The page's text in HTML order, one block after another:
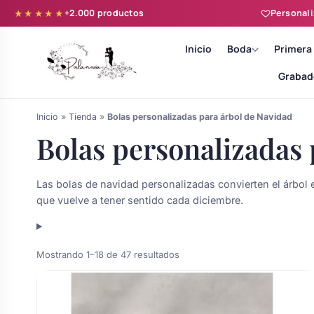
★★★★★+2.000 productos
Inicio Boda
novia y zapatillas
Comunión
Inicio » Tienda » Bolas personalizadas para árbol de Navidad
Bolas
Las bolas de navidad personalizadas convierten el
que vuelve a tener sentido cada diciembre.
Mostrando 1–18 de 47 resultados